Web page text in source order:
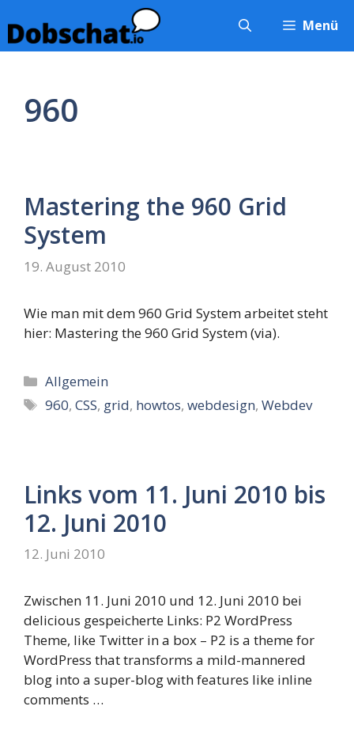
Inhalt
springen
Menü
960
Mastering the 960 Grid
System
19. August 2010
Wie man mit dem 960 Grid System arbeitet steht
hier: Mastering the 960 Grid System (via).
Kategorien
Allgemein
Schlagwörter
960,CSS, grid, howtos,webdesign,Webdev
Links vom 11. Juni 2010 bis
12. Juni 2010
12. Juni 2010
Zwischen 11. Juni 2010 und 12. Juni 2010 bei
delicious gespeicherte Links: P2 WordPress
Theme, like Twitter in a box – P2 is a theme for
WordPress that transforms a mild-mannered
blog into a super-blog with features like inline
comments …